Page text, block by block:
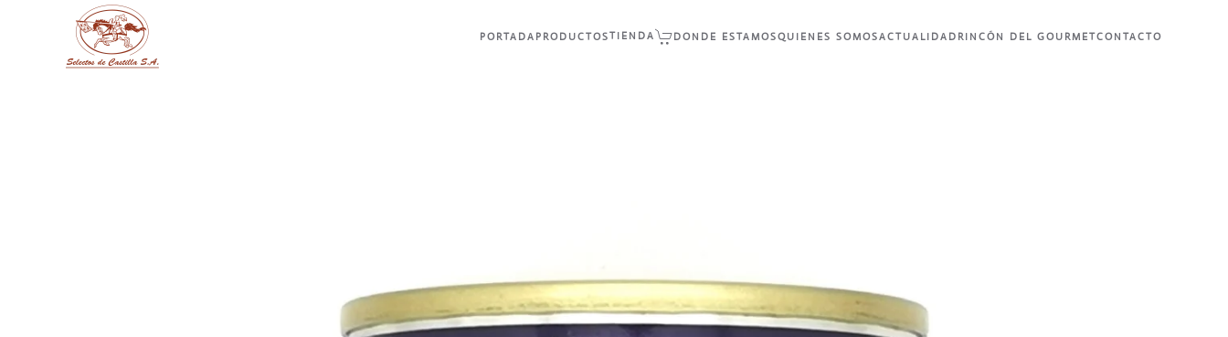
Skip to main content PORTADA PRODUCTOSTIENDA DONDE ESTAMOSQUIENES SOMOSACTUALIDAD RINCÓN DEL GOURMETCONTACTO